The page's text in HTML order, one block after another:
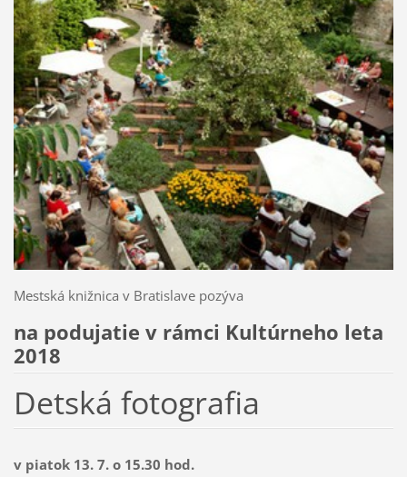
Mestská knižnica v Bratislave pozýva
na podujatie v rámci Kultúrneho leta
2018
Detská fotografia
v piatok 13. 7. o 15.30 hod.